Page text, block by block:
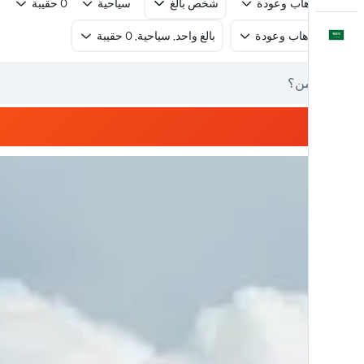
العَرَبِيَّة
رحلة ذهاب وعودة شخص بالغ سياحية 0 حقيبة
رحلة ذهاب وعودة بالغ واحد, سياحية, 0 حقيبة